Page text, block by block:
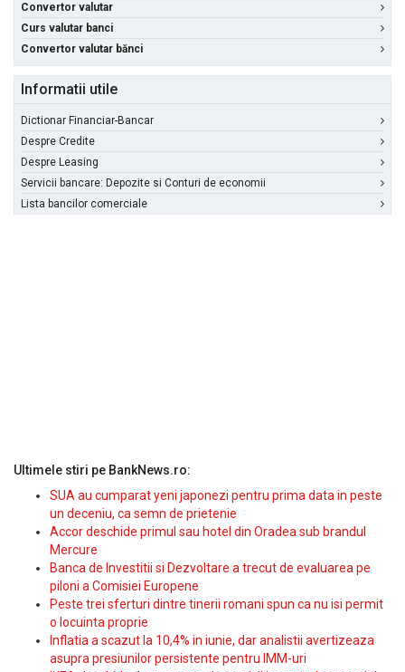
Convertor valutar
Curs valutar banci
Convertor valutar bănci
Informatii utile
Dictionar Financiar-Bancar
Despre Credite
Despre Leasing
Servicii bancare: Depozite si Conturi de economii
Lista bancilor comerciale
Ultimele stiri pe BankNews.ro:
SUA au cumparat yeni japonezi pentru prima data in peste
un deceniu, ca semn de prietenie
Accor deschide primul sau hotel din Oradea sub brandul
Mercure
Banca de Investitii si Dezvoltare a trecut de evaluarea pe
piloni a Comisiei Europene
Peste trei sferturi dintre tinerii romani spun ca nu isi permit
o locuinta proprie
Inflatia a scazut la 10,4% in iunie, dar analistii avertizeaza
asupra presiunilor persistente pentru IMM-uri